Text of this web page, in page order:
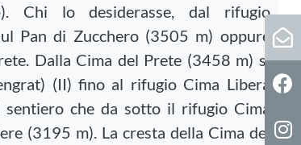
Chi lo desiderasse, dal rifugio
Pan di Zucchero (3505 m) oppure
Dalla Cima del Prete (3458 m) si
(II) fino al rifugio Cima Libera
che da sotto il rifugio Cima
(3195 m). La cresta della Cima del